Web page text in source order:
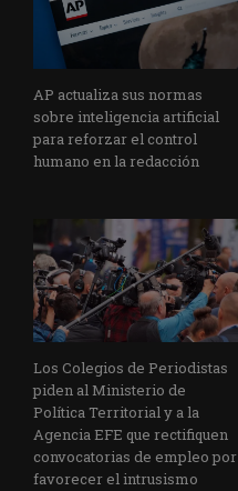
AP actualiza sus normas
sobre inteligencia artificial
para reforzar el control
humano en la redacción
Los Colegios de Periodistas
piden al Ministerio de
Política Territorial y a la
Agencia EFE que rectifiquen
convocatorias de empleo por
favorecer el intrusismo